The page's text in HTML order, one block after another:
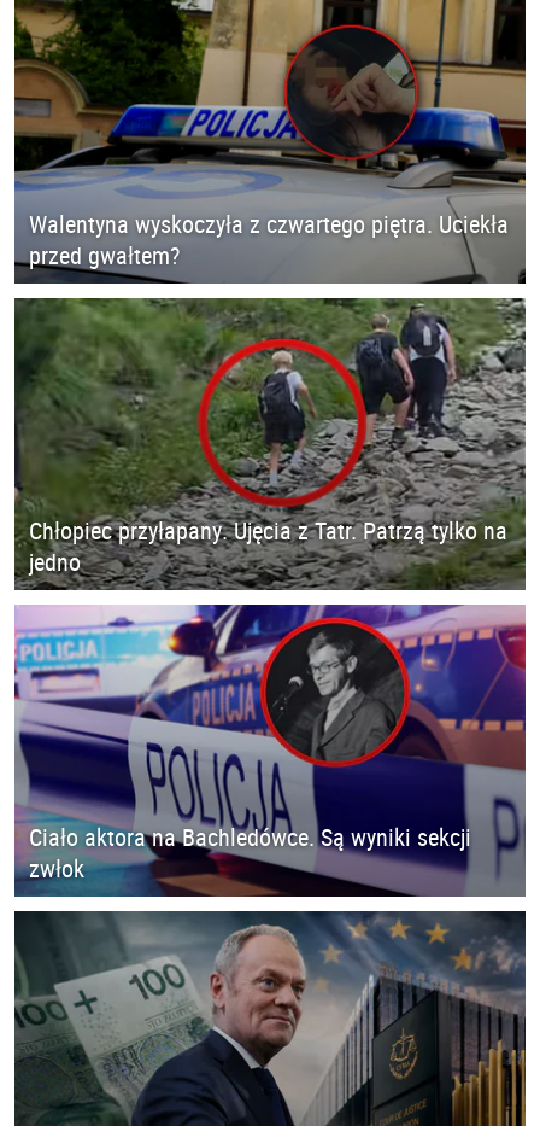
Walentyna wyskoczyła z czwartego piętra. Uciekła
przed gwałtem?
Chłopiec przyłapany. Ujęcia z Tatr. Patrzą tylko na
jedno
Ciało aktora na Bachledówce. Są wyniki sekcji
zwłok